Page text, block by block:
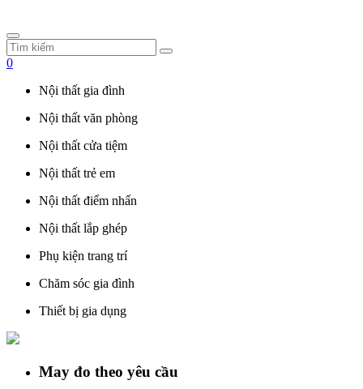
0
Nội thất gia đình
Nội thất văn phòng
Nội thất cửa tiệm
Nội thất trẻ em
Nội thất điểm nhấn
Nội thất lắp ghép
Phụ kiện trang trí
Chăm sóc gia đình
Thiết bị gia dụng
May đo theo yêu cầu